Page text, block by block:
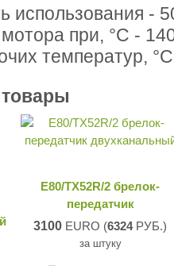
Термозащита мотора при,
E80/TX52R/2 брелок-
передатчик
3100 EURO (6324РУБ.)
за штуку